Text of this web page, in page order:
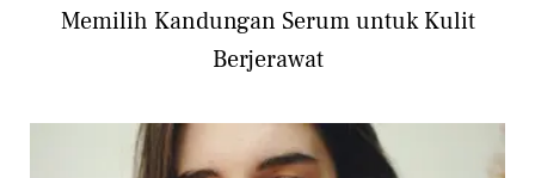
Memilih Kandungan Serum untuk Kulit
Berjerawat